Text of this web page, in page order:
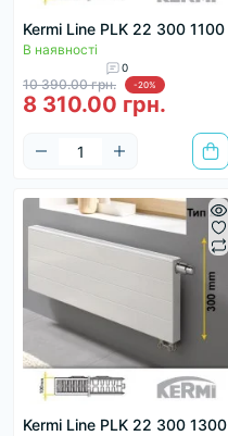
Kermi Line PLK 22 300 1100
В наявності
0
10 390.00 грн. -20%
8 310.00 грн.
Kermi Line PLK 22 300 1300